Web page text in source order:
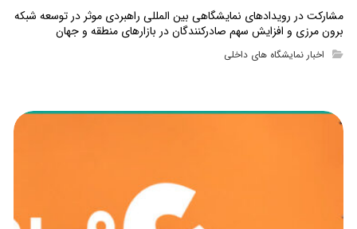
مشارکت در رویدادهای نمایشگاهی بین المللی راهبردی موثر در توسعه شبکه
برون مرزی و افزایش سهم صادرکنندگان در بازارهای منطقه و جهان
اخبار نمایشگاه های داخلی